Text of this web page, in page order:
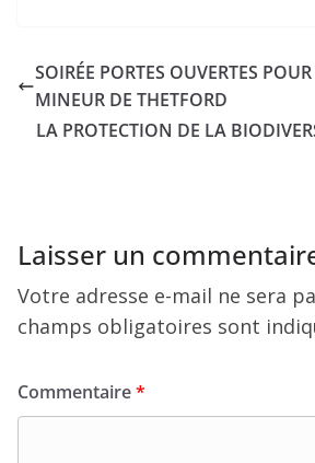
SOIRÉE PORTES OUVERTES
MINEUR DE THETFORD
LA PROTECTION DE LA
Laisser un
Votre adresse e-mail ne sera
champs obligatoires sont
Commentaire*